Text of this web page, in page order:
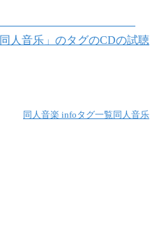
同人音乐 」のタグのCDの試聴
同人音楽 infoタグ一覧 同人音乐